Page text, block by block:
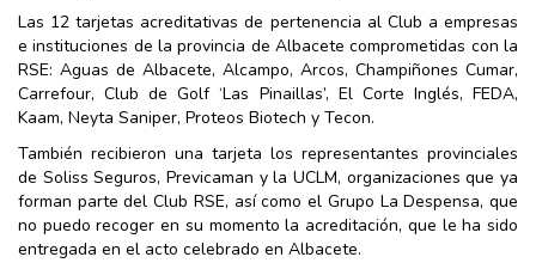
Las 12 tarjetas acreditativas de pertenencia al Club a empresas
e instituciones de la provincia de Albacete comprometidas con la
RSE: Aguas de Albacete, Alcampo, Arcos, Champiñones Cumar,
Carrefour, Club de Golf ‘Las Pinaillas’, El Corte Inglés, FEDA,
Kaam, Neyta Saniper, Proteos Biotech y Tecon.
También recibieron una tarjeta los representantes provinciales
de Soliss Seguros, Previcaman y la UCLM, organizaciones que ya
forman parte del Club RSE, así como el Grupo La Despensa, que
no puedo recoger en su momento la acreditación, que le ha sido
entregada en el acto celebrado en Albacete.